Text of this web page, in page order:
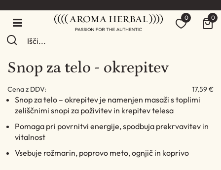
0 0
Snop za telo - okrepitev
Cena z DDV: 17,59 €
Snop za telo – okrepitev je namenjen masaži s toplimi
zeliščnimi snopi za poživitev in krepitev telesa
Pomaga pri povrnitvi energije, spodbuja prekrvavitev in
vitalnost
Vsebuje rožmarin, poprovo meto, ognjič in koprivo